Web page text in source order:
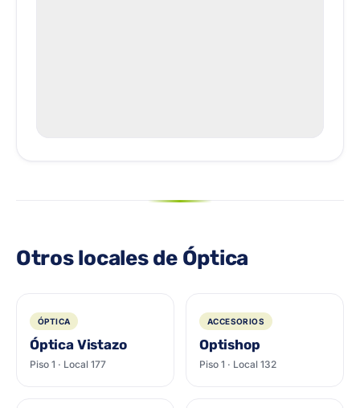
Otros locales de Óptica
ÓPTICA
Óptica Vistazo
Piso 1 · Local 177
ACCESORIOS
Optishop
Piso 1 · Local 132